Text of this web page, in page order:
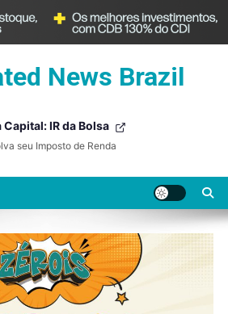
News Brazil
Capital: IR da Bolsa
seu Imposto de Renda